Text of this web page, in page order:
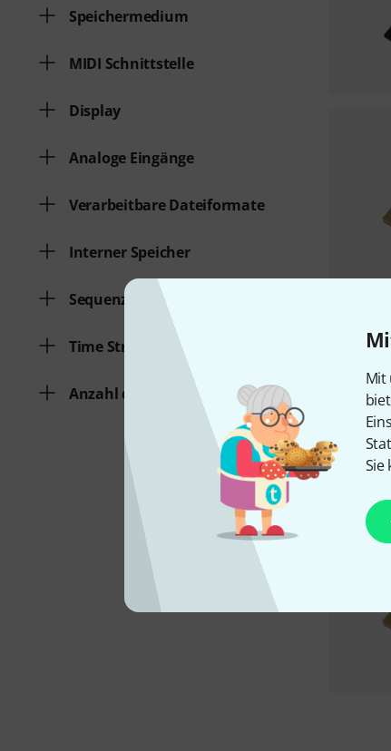
Mit
Sie
Speichermedium
MIDI Schnittstelle
Display
Analoge Eingänge
Verarbeitbare Dateiformate
Interner Speicher
Sequenzer
Time Stretching
Anzahl der Stimmen